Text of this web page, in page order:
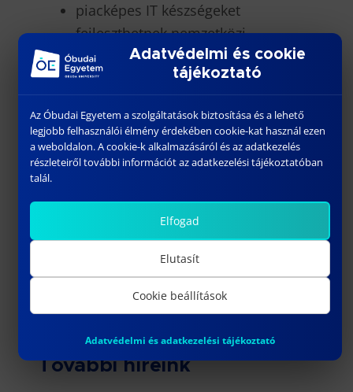
piacképes IT készségeket
fejleszthetnek nemzetközi
környezetben,
fizetett, heti 40 órás szakmai
gyakorlaton vehetnek részt.
Jelentkezési határidő:2026. június
5.
korlátozott, ezért a jelentkezés
mielőbbi benyújtása javasolt.
További híreink
Adatvédelmi és cookie
tájékoztató
Az Óbudai Egyetem a szolgáltatások biztosítása és a lehető
legjobb felhasználói élmény érdekében cookie-kat használ ezen
a weboldalon. A cookie-k alkalmazásáról és az adatkezelés
részleteiről további információt az adatkezelési tájékoztatóban
talál.
Elfogad
Elutasít
Cookie beállítások
Adatvédelmi és adatkezelési tájékoztató